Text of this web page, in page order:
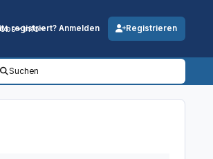
Info
registriert? Anmelden Registrieren
Suchen